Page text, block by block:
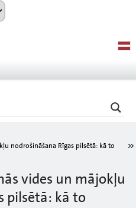
nodrošināšana Rīgas pilsētā: kā to
vides un mājokļu
pilsētā: kā to